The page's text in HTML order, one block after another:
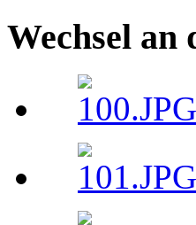
Wechsel an